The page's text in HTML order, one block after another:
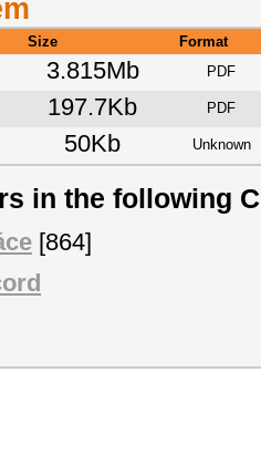
Size
Format
3.815Mb PDF
197.7Kb PDF
50Kb Unknown
in the following
[864]